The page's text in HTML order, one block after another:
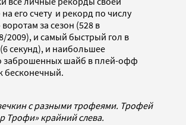
его счету и рекорд по числу
за сезон (528 в
2009), и самый быстрый гол в
секунд), и наибольшее
заброшенных шайб в плей-офф
бесконечный.
с разными трофеями. Трофей
Трофи» крайний слева.